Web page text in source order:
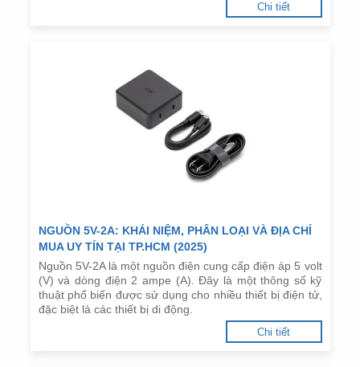
Chi tiết
NGUỒN 5V-2A: KHÁI NIỆM, PHÂN LOẠI VÀ ĐỊA CHỈ
MUA UY TÍN TẠI TP.HCM (2025)
Nguồn 5V-2A là một nguồn điện cung cấp điện áp 5 volt
(V) và dòng điện 2 ampe (A). Đây là một thông số kỹ
thuật phổ biến được sử dụng cho nhiều thiết bị điện tử,
đặc biệt là các thiết bị di động.
Chi tiết